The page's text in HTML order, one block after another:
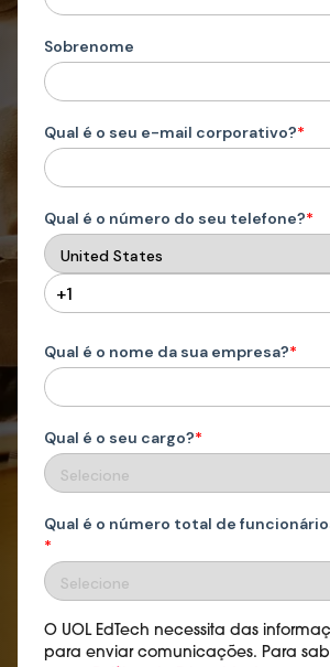
Sobrenome
Qual é o seu e-mail corporativo?*
Qual é o número do seu telefone?*
Qual é o nome da sua empresa?*
Qual é o seu cargo?*
Qual é o número total de
*
O UOL EdTech necessita das
para enviar comunicações. Para